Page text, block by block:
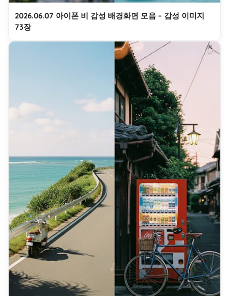
2026.06.07 아이폰 비 감성 배경화면 모음 – 감성 이미지
73장